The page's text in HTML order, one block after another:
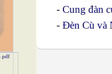
-Cung đàn
-Đèn Cù và